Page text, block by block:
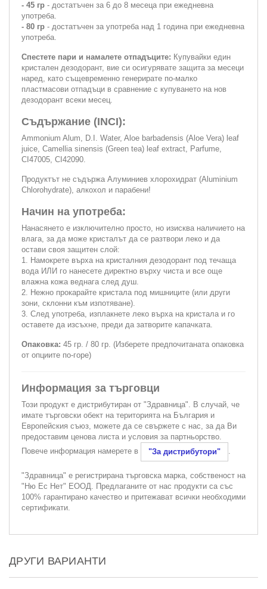
- 45 гр - достатъчен за 6 до 8 месеца при ежедневна
употреба.
- 80 гр - достатъчен за употреба над 1 година при ежедневна
употреба.
Спестете пари и намалете отпадъците: Купувайки един
кристален дезодорант, вие си осигурявате защита за месеци
наред, като същевременно генерирате по-малко
пластмасови отпадъци в сравнение с купуването на нов
дезодорант всеки месец.
Съдържание (INCI):
Ammonium Alum, D.I. Water, Aloe barbadensis (Aloe Vera) leaf
juice, Camellia sinensis (Green tea) leaf extract, Parfume,
CI47005, CI42090.
Продуктът не съдържа Алуминиев хлорохидрат (Aluminium
Chlorohydrate), алкохол и парабени!
Начин на употреба:
Нанасянето е изключително просто, но изисква наличието на
влага, за да може кристалът да се разтвори леко и да
остави своя защитен слой:
1. Намокрете върха на кристалния дезодорант под течаща
вода ИЛИ го нанесете директно върху чиста и все още
влажна кожа веднага след душ.
2. Нежно прокарайте кристала под мишниците (или други
зони, склонни към изпотяване).
3. След употреба, изплакнете леко върха на кристала и го
оставете да изсъхне, преди да затворите капачката.
Опаковка: 45 гр. / 80 гр. (Изберете предпочитаната опаковка
от опциите по-горе)
Информация за търговци
Този продукт е дистрибутиран от "Здравница". В случай, че
имате търговски обект на територията на България и
Европейския съюз, можете да се свържете с нас, за да Ви
предоставим ценова листа и условия за партньорство.
Повече информация намерете в
"За дистрибутори" .
"Здравница" е регистрирана търговска марка, собственост на
"Ню Ес Нет" ЕООД. Предлаганите от нас продукти са със
100% гарантирано качество и притежават всички необходими
сертификати.
ДРУГИ ВАРИАНТИ